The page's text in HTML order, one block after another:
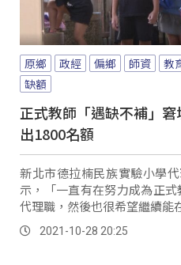
原鄉 政經 偏鄉 師資 教
缺額
正式教師「遇缺不補」
出1800名額
新北市德拉楠民族實驗小學
示，「一直有在努力成為正
代理職，然後也很希望繼續能
2021-10-28 20:25